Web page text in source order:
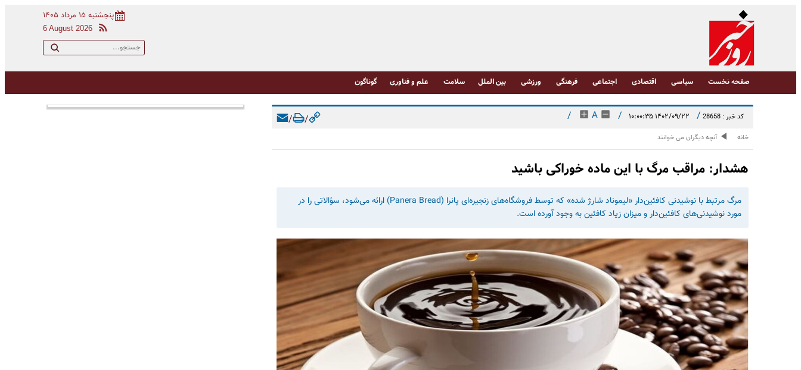
پنجشنبه ۱۵ مرداد ۱۴۰۵
6 August 2026
صفحه نخست سیاسی اقتصادی اجتماعی فرهنگی ورزشی بین الملل سلامت علم و فناوری گوناگون
کد خبر : 28658 / ۱۴۰۲/۰۹/۲۲ ۱۰:۰۰:۳۵ /
A
/
/
/
خانه آنچه دیگران می خوانند
هشدار: مراقب مرگ با این ماده خوراکی باشید
​مرگ مرتبط با نوشیدنی کافئین‌دار «لیموناد شارژ شده» که توسط فروشگاه‌های زنجیره‌ای پانرا (Panera Bread) ارائه می‌شود، سؤالاتی را در
مورد نوشیدنی‌های کافئین‌دار و میزان زیاد کافئین به وجود آورده است.